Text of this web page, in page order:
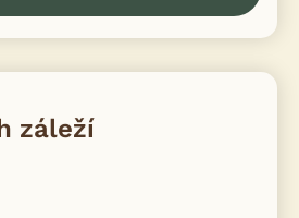
záleží